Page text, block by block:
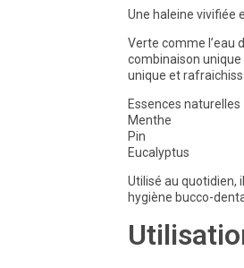
Une haleine vivifiée
Verte comme l’eau
combinaison
unique et
Essences naturelles
Menthe
Pin
Eucalyptus
Utilisé au quotidien,
hygiène bucco-